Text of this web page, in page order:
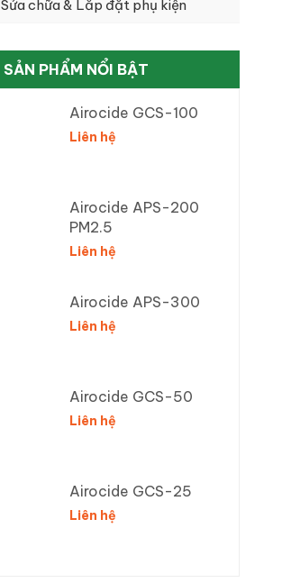
Sửa chữa & Lắp đặt phụ kiện
SẢN PHẨM NỔI BẬT
Airocide GCS-100
Liên hệ
Airocide APS-200
PM2.5
Liên hệ
Airocide APS-300
Liên hệ
Airocide GCS-50
Liên hệ
Airocide GCS-25
Liên hệ